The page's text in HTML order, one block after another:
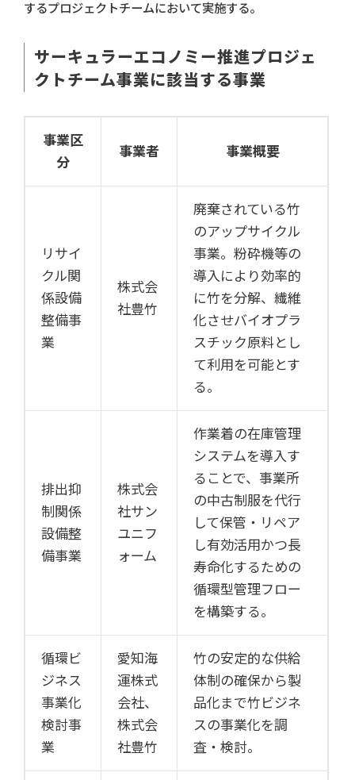
するプロジェクトチームにおいて実施する。
サーキュラーエコノミー推進プロジェ
クトチーム事業に該当する事業
事業区
分
事業者 事業概要
リサイ
クル関
係設備
整備事
業
株式会
社豊竹
廃棄されている竹
のアップサイクル
事業。粉砕機等の
導入により効率的
に竹を分解、繊維
化させバイオプラ
スチック原料とし
て利用を可能とす
る。
排出抑
制関係
設備整
備事業
株式会
社サン
ユニフ
ォーム
作業着の在庫管理
システムを導入す
ることで、事業所
の中古制服を代行
して保管・リペア
し有効活用かつ長
寿命化するための
循環型管理フロー
を構築する。
循環ビ
ジネス
事業化
検討事
業
愛知海
運株式
会社、
株式会
社豊竹
竹の安定的な供給
体制の確保から製
品化まで竹ビジネ
スの事業化を調
査・検討。